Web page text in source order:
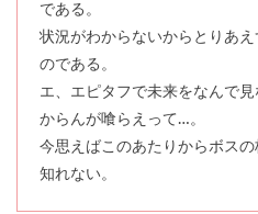
である。
状況がわからないからとりあ
のである。
エ、エピタフで未来をなんで
からんが喰らえって…。
今思えばこのあたりからボス
知れない。